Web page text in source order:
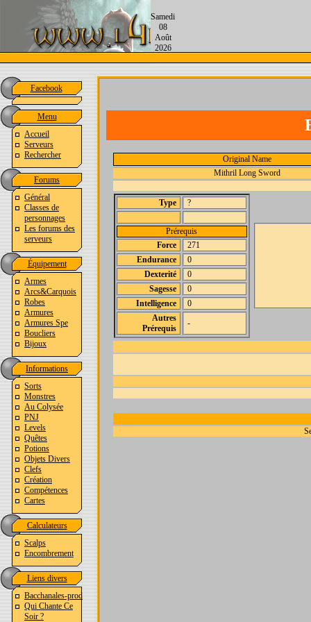
Samedi
08
Août
2026
Facebook
Menu
Accueil
Serveurs
Rechercher
Forums
Général
Classes de
personnages
Les forums des
serveurs
Équipement
Armes
Arcs&Carquois
Robes
Armures
Armures Spe
Boucliers
Bijoux
Informations
Sorts
Monstres
Au Colysée
PNJ
Levels
Quêtes
Potions
Objets Divers
Clefs
Création
Compétences
Cartes
Calculateurs
Scalps
Encombrement
Liens divers
Bacchanales-prod
Qui Chante Ce
Soir ?
Original Name
Mithril Long Sword
Type ?
Prérequis
Force
271
Endurance
0
Dexterité
0
Sagesse
0
Intelligence
0
Autres
Prérequis
-